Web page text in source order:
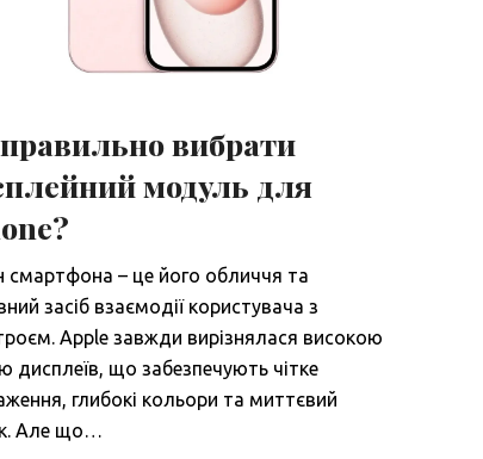
вибрати
модуль для
смартфона – це його обличчя та
засіб взаємодії користувача з
Apple завжди вирізнялася високою
дисплеїв, що забезпечують чітке
глибокі кольори та миттєвий
Але що…